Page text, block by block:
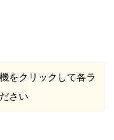
をクリックして各ラ
さい